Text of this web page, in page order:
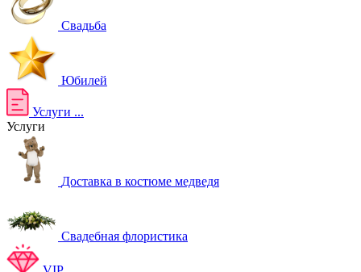
Свадьба
Юбилей
Услуги ...
Услуги
Доставка в костюме медведя
Свадебная флористика